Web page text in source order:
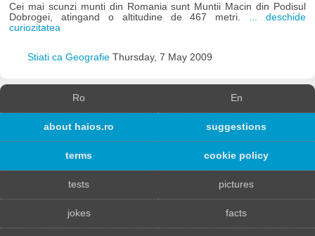
Cei mai scunzi munti din Romania sunt Muntii Macin din Podisul
Dobrogei, atingand o altitudine de 467 metri.
... deschide
curiozitatea
Stiati ca Geografie Thursday, 7 May 2009
Ro En
about haios.ro suggestions
terms cookie policy
tests pictures
jokes facts